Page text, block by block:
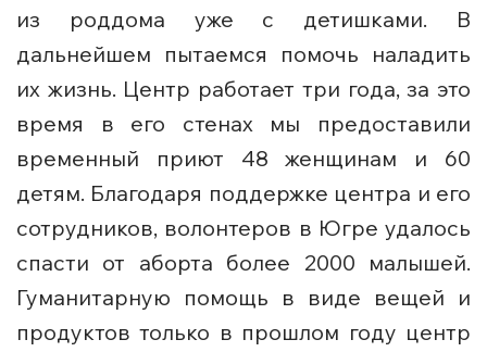
из роддома уже с детишками. В
дальнейшем пытаемся помочь наладить
их жизнь. Центр работает три года, за это
время в его стенах мы предоставили
временный приют 48 женщинам и 60
детям. Благодаря поддержке центра и его
сотрудников, волонтеров в Югре удалось
спасти от аборта более 2000 малышей.
Гуманитарную помощь в виде вещей и
продуктов только в прошлом году центр